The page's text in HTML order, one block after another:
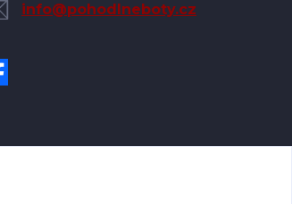
info@pohodlneboty.cz